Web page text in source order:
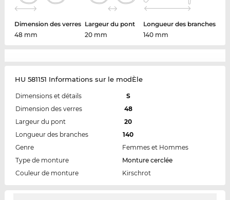
Dimension des verres
48 mm
Largeur du pont
20 mm
Longueur des branches
140 mm
HU 581151 Informations sur le modÈle
Dimensions et détails
S
Dimension des verres
48
Largeur du pont
20
Longueur des branches
140
Genre
Femmes et Hommes
Type de monture
Monture cerclée
Couleur de monture
Kirschrot